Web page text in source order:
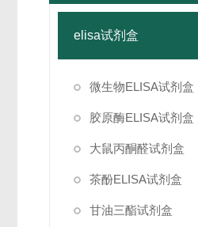
elisa试剂盒
微生物ELISA试剂盒
胶原酶ELISA试剂盒
大鼠丙酮醛试剂盒
茶酚ELISA试剂盒
甘油三酯试剂盒